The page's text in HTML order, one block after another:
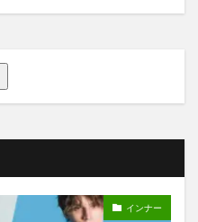
インナー